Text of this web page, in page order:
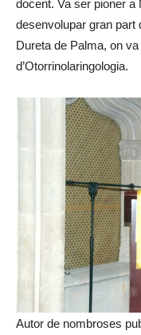
docent. Va ser pioner a
desenvolupar gran part
Dureta de Palma, on
d’Otorrinolaringologia.
Autor de nombroses